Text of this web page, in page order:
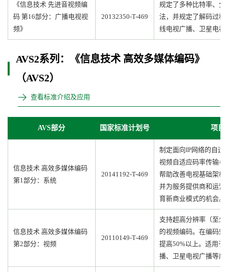
《信息技术 先进音视频编
码 第16部分：广播电视视
频》
20132350-T-469
规定了多种比特率、
法，并规定了解码过
线电视广播、卫星电视
AVS2系列：《信息技术 高效多媒体编码》
（AVS2）
查看标准介绍及应用
AVS部分 国家标准计划号 项目
信息技术 高效多媒体编码
第1部分：系统
20141192-T-469
制定面向IP网络的自适
视频自适应码率传输
帮助改善电视基础架
并为服务提供商和运
育新商业模式的机会。
信息技术 高效多媒体编码
第2部分：视频
20110149-T-469
支持超高分辨率（至
的视频编码。在编码
提高50%以上。适用于
播、卫星电视广播等应